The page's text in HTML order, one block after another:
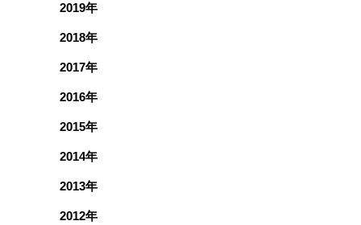
2019年
2018年
2017年
2016年
2015年
2014年
2013年
2012年